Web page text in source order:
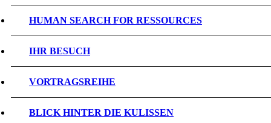
HUMAN SEARCH FOR RESSOURCES
IHR BESUCH
VORTRAGSREIHE
BLICK HINTER DIE KULISSEN